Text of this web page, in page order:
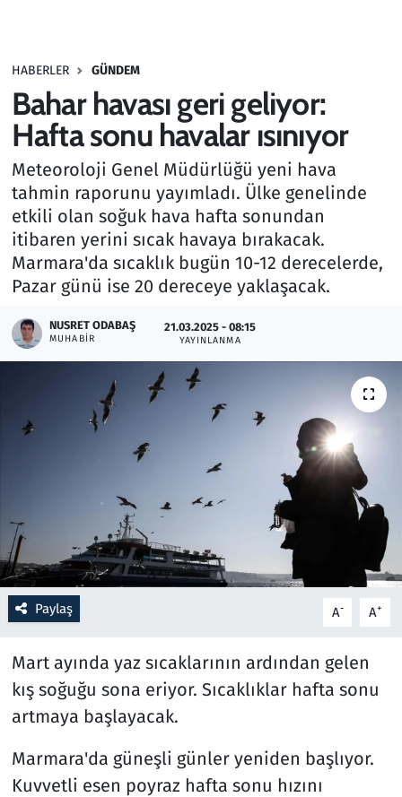
HABERLER GÜNDEM
Bahar havası geri geliyor:
Hafta sonu havalar ısınıyor
Meteoroloji Genel Müdürlüğü yeni hava
tahmin raporunu yayımladı. Ülke genelinde
etkili olan soğuk hava hafta sonundan
itibaren yerini sıcak havaya bırakacak.
Marmara'da sıcaklık bugün 10-12 derecelerde,
Pazar günü ise 20 dereceye yaklaşacak.
NUSRET ODABAŞ
MUHABIR
21.03.2025 - 08:15
YAYINLANMA
Paylaş A- A+
Mart ayında yaz sıcaklarının ardından gelen
kış soğuğu sona eriyor. Sıcaklıklar hafta sonu
artmaya başlayacak.
Marmara'da güneşli günler yeniden başlıyor.
Kuvvetli esen poyraz hafta sonu hızını
Haber
Kültür Sanat
Kurumsal Haberler
Lezzet Durağı
Memur ve Kamu
Ramazan
Resmi İlanlar
Savunma Sanayi
Seçim 2023
Spor
Teknoloji ve Bilim
Televizyon